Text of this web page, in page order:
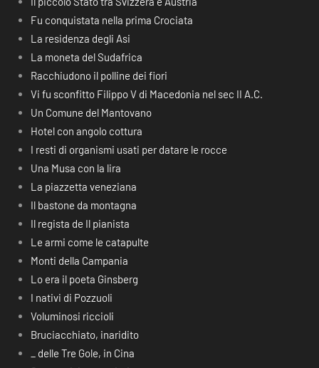
Fu conquistata nella prima Crociata
La residenza degli Asi
La moneta del Sudafrica
Racchiudono il polline dei fiori
Vi fu sconfitto Filippo V di Macedonia nel sec II A.C.
Un Comune del Mantovano
Hotel con angolo cottura
I resti di organismi usati per datare le rocce
Una Musa con la lira
La piazzetta veneziana
Il bastone da montagna
Il regista de Il pianista
Le armi come le catapulte
Monti della Campania
Lo era il poeta Ginsberg
I nativi di Pozzuoli
Voluminosi riccioli
Bruciacchiato, inaridito
_ delle Tre Gole, in Cina